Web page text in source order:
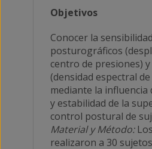
Objetivos
Conocer la
posturográficos
centro de presiones)
(densidad espectral
mediante la influencia
y estabilidad de la
control postural de
Material y Método:
realizaron a 30